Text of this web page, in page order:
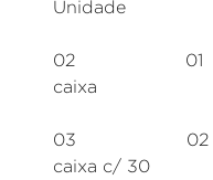
Unidade
02
caixa
03
caixa c/ 30